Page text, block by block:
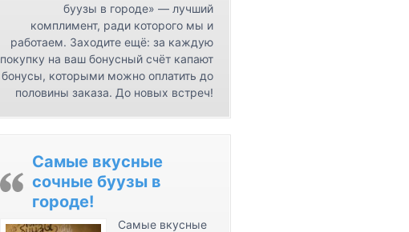
т
а
к
т
ы
буузы в городе» — лучший
комплимент, ради которого мы и
работаем. Заходите ещё: за каждую
покупку на ваш бонусный счёт капают
бонусы, которыми можно оплатить до
половины заказа. До новых встреч!
Самые вкусные
сочные буузы в
городе!
Самые вкусные